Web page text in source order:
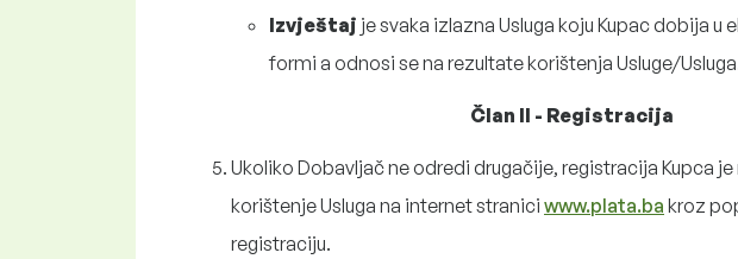
Izvještaj je svaka izlazna Usluga koju Kupac dobija u
formi a odnosi se na rezultate korištenja Usluge/
Član II - Registracija
Ukoliko Dobavljač ne odredi drugačije, registracija Kupca
korištenje Usluga na internet stranici www.plata.ba kroz
registraciju.